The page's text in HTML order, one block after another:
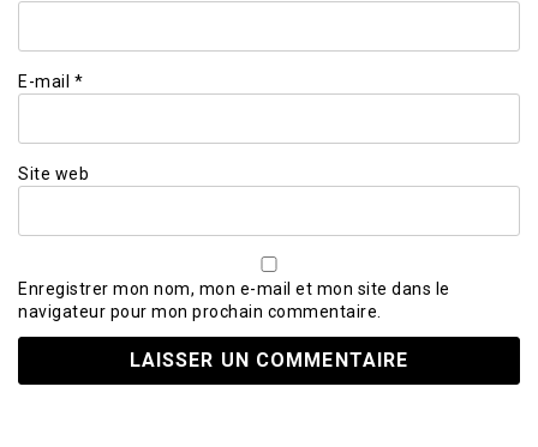
E-mail *
Site web
Enregistrer mon nom, mon e-mail et mon site dans le
navigateur pour mon prochain commentaire.